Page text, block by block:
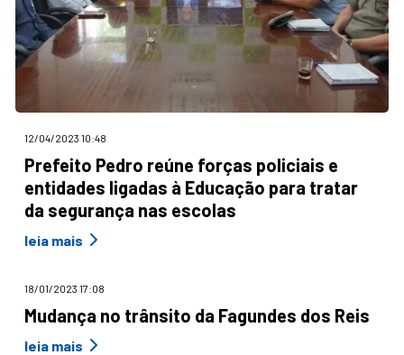
12/04/2023 10:48
Prefeito Pedro reúne forças policiais e
entidades ligadas à Educação para tratar
da segurança nas escolas
leia mais
18/01/2023 17:08
Mudança no trânsito da Fagundes dos Reis
leia mais